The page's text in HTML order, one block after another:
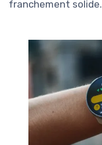
franchement solide.